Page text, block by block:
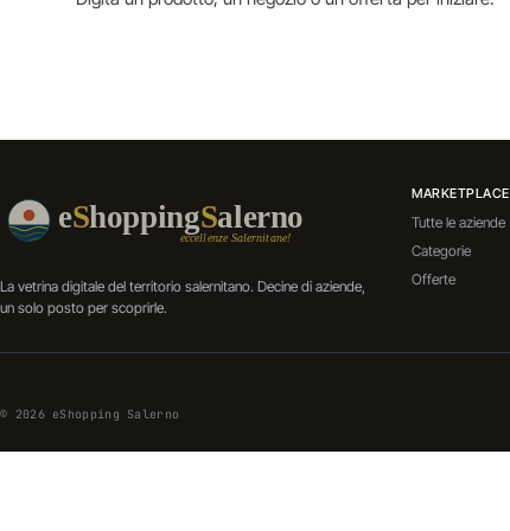
La vetrina digitale del territorio salernitano. Decine di aziende,
un solo posto per scoprirle.
MARKETPLACE
Tutte le aziende
Categorie
Offerte
© 2026 eShopping Salerno